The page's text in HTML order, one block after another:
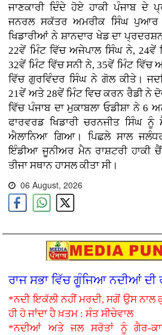
ਜਾਣਕਾਰੀ ਦਿੰਦੇ ਹੋਏ ਹਾਕੀ ਪੰਜਾਬ ਦੇ
ਜਨਰਲ ਸਕੱਤਰ ਅਮਰੀਕ ਸਿੰਘ ਪੁਆਰ
ਖਿਡਾਰੀਆਂ ਨੇ ਸ਼ਾਨਦਾਰ ਖੇਡ ਦਾ
22ਵੇਂ ਮਿੰਟ ਵਿੱਚ ਅਜੇਪਾਲ ਸਿੰਘ ਨੇ, 24ਵੇਂ
32ਵੇਂ ਮਿੰਟ ਵਿੱਚ ਸਨੀ ਨੇ, 35ਵੇਂ ਮਿੰਟ
ਵਿੱਚ ਗੁਰਵਿੰਦਰ ਸਿੰਘ ਨੇ ਗੋਲ ਕੀਤੇ।
21ਵੇਂ ਅਤੇ 28ਵੇਂ ਮਿੰਟ ਵਿਚ ਕਰਨ ਰੈਡੀ ਨੇ
ਵਿੱਚ ਪੰਜਾਬ ਦਾ ਮੁਕਾਬਲਾ ਓਡੀਸ਼ਾ ਨੇ 6
ਫਾਰਵਰਡ ਖਿਡਾਰੀ ਚਰਨਜੀਤ ਸਿੰਘ ਨੂੰ
ਐਲਾਨਿਆ ਗਿਆ। ਪਿਛਲੇ ਸਾਲ
ਇੰਡੀਆ ਜੂਨੀਅਰ ਮੈਨ ਰਾਸ਼ਟਰੀ ਹਾਕੀ
ਤੀਜਾ ਸਥਾਨ ਹਾਸਲ ਕੀਤਾ ਸੀ।
06 August, 2026
ਰਾਜ ਸਭਾ ਵਿੱਚ ਗੂੰਜਿਆ ਨਦੀਆਂ ਦੀ
*ਨਦੀ ਇਕੱਲੀ ਨਹੀਂ ਮਰਦੀ, ਸਗੋਂ ਉਸ ਨਾਲ
ਹੀ ਹੋ ਜਾਂਦਾ ਹੈ ਖ਼ਤਮ : ਸੰਤ ਸੀਚੇਵਾਲ
*ਨਦੀਆਂ ਅਤੇ ਜਲ ਸਰੋਤਾਂ ਨੂੰ ਗੈਰ-